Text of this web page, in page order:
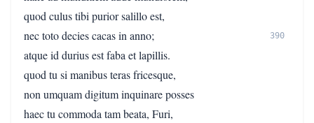
quod culus tibi purior salillo est,
nec toto decies cacas in anno;
390
atque id durius est faba et lapillis.
quod tu si manibus teras fricesque,
non umquam digitum inquinare posses
haec tu commoda tam beata, Furi,